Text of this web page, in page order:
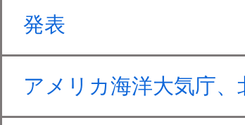
発表
アメリカ海洋大気庁